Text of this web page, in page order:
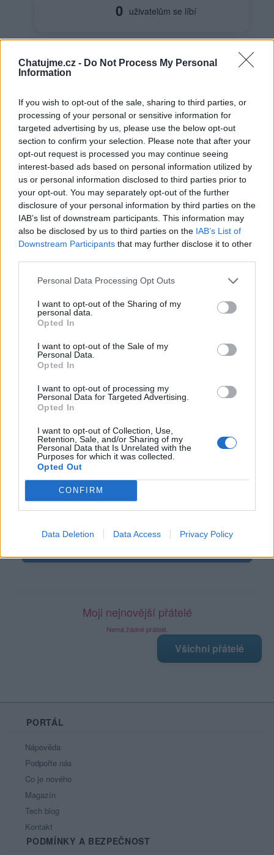
Chatujme.cz - Do Not Process My Personal
Information
If you wish to opt-out of the sale, sharing to third parties, or
processing of your personal or sensitive information for
targeted advertising by us, please use the below opt-out
section to confirm your selection. Please note that after your
opt-out request is processed you may continue seeing
interest-based ads based on personal information utilized by
us or personal information disclosed to third parties prior to
your opt-out. You may separately opt-out of the further
disclosure of your personal information by third parties on the
IAB’s list of downstream participants. This information may
also be disclosed by us to third parties on the IAB’s List of
Downstream Participants that may further disclose it to other
Personal Data Processing Opt Outs
I want to opt-out of the Sharing of my
personal data.
Opted In
I want to opt-out of the Sale of my
Personal Data.
Opted In
I want to opt-out of processing my
Personal Data for Targeted Advertising.
Opted In
I want to opt-out of Collection, Use,
Retention, Sale, and/or Sharing of my
Personal Data that Is Unrelated with the
Purposes for which it was collected.
Opted Out
CONFIRM
Data Deletion Data Access Privacy Policy
0 uživatelům se líbí
Krása
Země: Země
Kontakt
Registrace od: 19.07.2021 13:41
Prochatováno : 0.00 hod.
Líbí se:0
Oblibené místnosti: Žádné
Sledované diskuze
Poslední 3 příspěvky na mé zdi
Nora-Gropius
(před 5 lety)
Můj vzor je Alexander Von Humboldt
Zobrazit celou mou zeď
Moji nejnovější přátelé
Nemá žádné přátelé.
Všichni přátelé
PORTÁL
Nápověda
Podpořte nás
Co je nového
Magazín
Tech blog
Kontakt
PODMÍNKY A BEZPEČNOST